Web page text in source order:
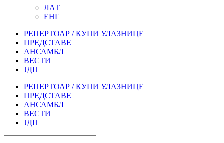
ЛАТ
ЕНГ
РЕПЕРТОАР / КУПИ УЛАЗНИЦЕ
ПРЕДСТАВЕ
АНСАМБЛ
ВЕСТИ
ЈДП
РЕПЕРТОАР / КУПИ УЛАЗНИЦЕ
ПРЕДСТАВЕ
АНСАМБЛ
ВЕСТИ
ЈДП